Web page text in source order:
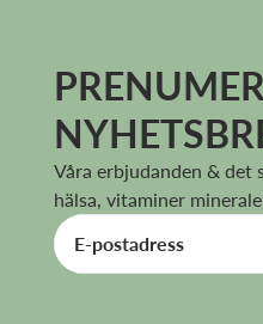
Våra erbjudanden & det
hälsa, vitaminer